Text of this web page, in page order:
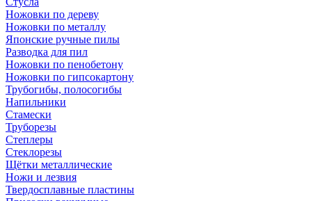
Ножовки по дереву
Ножовки по металлу
Японские ручные пилы
Разводка для пил
Ножовки по пенобетону
Ножовки по гипсокартону
Трубогибы, полосогибы
Напильники
Стамески
Труборезы
Степлеры
Стеклорезы
Щётки металлические
Ножи и лезвия
Твердосплавные пластины